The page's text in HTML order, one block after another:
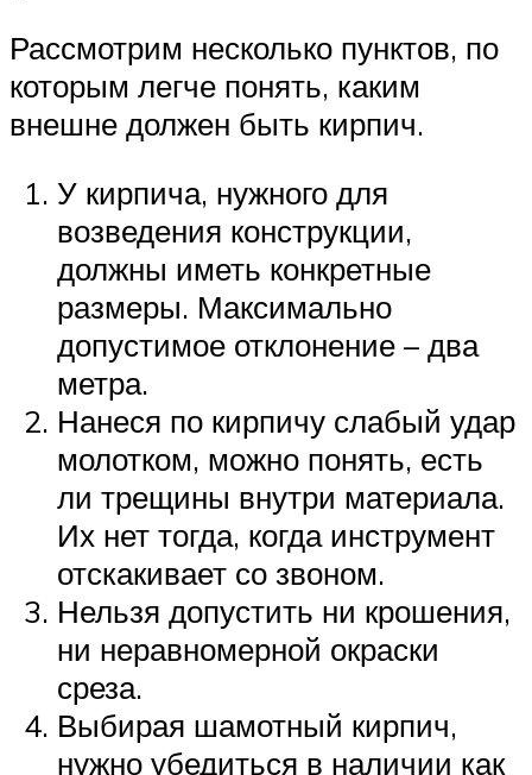
Рассмотрим несколько пунктов, по
которым легче понять, каким
внешне должен быть кирпич.
У кирпича, нужного для
возведения конструкции,
должны иметь конкретные
размеры. Максимально
допустимое отклонение – два
метра.
Нанеся по кирпичу слабый удар
молотком, можно понять, есть
ли трещины внутри материала.
Их нет тогда, когда инструмент
отскакивает со звоном.
Нельзя допустить ни крошения,
ни неравномерной окраски
среза.
Выбирая шамотный кирпич,
нужно убедиться в наличии как